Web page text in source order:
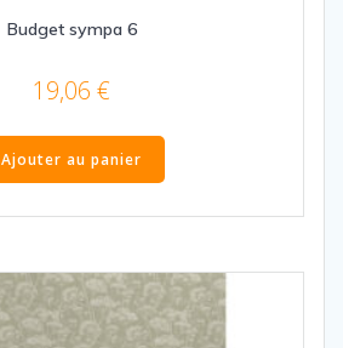
Budget sympa 6
19,06 €
Ajouter au panier